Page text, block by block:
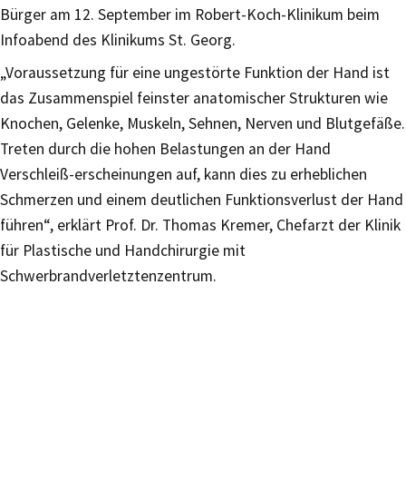
Bürger am 12. September im Robert-Koch-Klinikum beim
Infoabend des Klinikums St. Georg.
„Voraussetzung für eine ungestörte Funktion der Hand ist
das Zusammenspiel feinster anatomischer Strukturen wie
Knochen, Gelenke, Muskeln, Sehnen, Nerven und Blutgefäße.
Treten durch die hohen Belastungen an der Hand
Verschleiß-erscheinungen auf, kann dies zu erheblichen
Schmerzen und einem deutlichen Funktionsverlust der Hand
führen“, erklärt Prof. Dr. Thomas Kremer, Chefarzt der Klinik
für Plastische und Handchirurgie mit
Schwerbrandverletztenzentrum.